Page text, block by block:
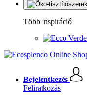
Több inspiráció
Bejelentkezés
Feliratkozás